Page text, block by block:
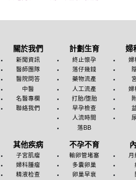
關於我們
新聞資訊
醫師團隊
醫院問答
中醫
名醫專欄
聯絡我們
計劃生育
終止懷孕
落仔幾錢
藥物流產
人工流產
打胎/堕胎
早孕檢查
人流時間
落BB
婦
婦
婦
其他疾病
子宮肌瘤
婦科腫瘤
精液检查
不孕不育
輸卵管堵塞
多囊卵巢
卵巢早衰
月